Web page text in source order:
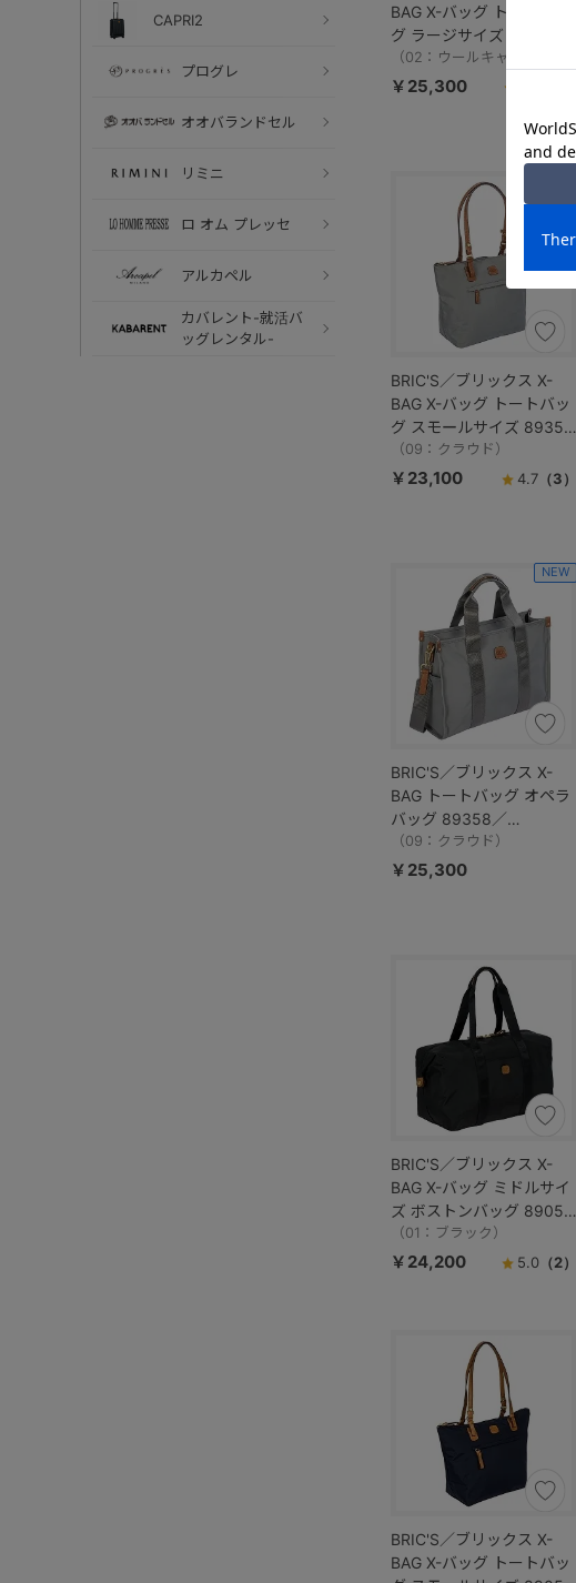
CAPRI2
プログレ
オオバランドセル
リミニ
ロ オム プレッセ
アルカペル
カバレント-就活バ
ッグレンタル-
BAG X-バッグ トートバッ
グ ラージサイズ 89353／
BXG45070
（02：ウールキャメル）
￥25,300
BRIC'S／ブリックス X-
BAG X-バッグ トートバッ
グ スモールサイズ 89354
／BXG45071
（09：クラウド）
￥23,100 4.7 （3）
BRIC'S／ブリックス X-
BAG トートバッグ オペラ
バッグ 89358／
BXG45854
（09：クラウド）
NEW
￥25,300
BRIC'S／ブリックス X-
BAG X-バッグ ミドルサイ
ズ ボストンバッグ 89052
／BXG40203
（01：ブラック）
￥24,200 5.0 （2）
BRIC'S／ブリックス X-
BAG X-バッグ トートバッ